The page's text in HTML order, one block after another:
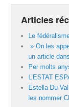
Articles
Le
» On les
un article
Per molts
L’ESTAT
Estella Du
les nommer